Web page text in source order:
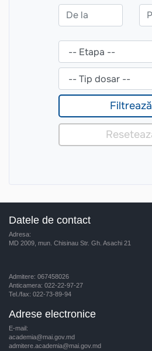
Datele de contact
Adresa:
MD 2009, mun. Chisinau Str. Gh. Asachi 21
Admitere: 067458026
Anticamera: 022-22-97-27
Tel./fax: 022-73-89-94
Adrese electronice
E-mail:
academia@mai.gov.md
admitere.academia@mai.gov.md